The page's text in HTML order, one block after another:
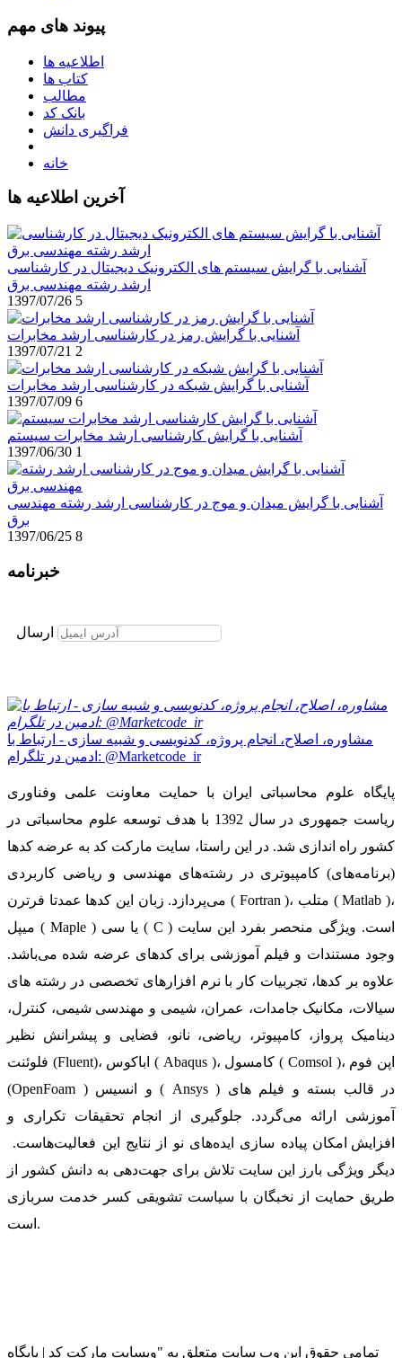
پیوند های مهم
اطلاعیه ها
کتاب ها
مطالب
بانک کد
فراگیری دانش
خانه
آخرین اطلاعیه ها
آشنایی با گرایش سیستم های الکترونیک دیجیتال در کارشناسی
ارشد رشته مهندسی برق
1397/07/26 5
آشنایی با گرایش رمز در کارشناسی ارشد مخابرات
1397/07/21 2
آشنایی با گرایش شبکه در کارشناسی ارشد مخابرات
1397/07/09 6
آشنایی با گرایش کارشناسی ارشد مخابرات سیستم
1397/06/30 1
آشنایی با گرایش میدان و موج در کارشناسی ارشد رشته مهندسی
برق
1397/06/25 8
خبرنامه
ارسال
مشاوره، اصلاح، انجام پروژه، کدنویسی و شبیه سازی - ارتباط با
ادمین در تلگرام: @Marketcode_ir
پایگاه علوم محاسباتی ایران با حمایت معاونت علمی وفناوری
ریاست جمهوری در سال 1392 با هدف توسعه علوم محاسباتی در
کشور راه اندازی شد. در این راستا، سایت مارکت کد به عرضه کدها
(برنامه‌های) کامپیوتری در رشته‌های مهندسی و ریاضی کاربردی
می‌پردازد. زبان این کدها عمدتا فرترن ( Fortran )، متلب ( Matlab )،
میپل ( Maple ) یا سی ( C ) است. ویژگی منحصر بفرد این سایت
وجود مستندات و فیلم آموزشی برای کدهای عرضه شده می‌باشد.
علاوه بر کدها، تجربیات کار با نرم افزارهای تخصصی در رشته های
سیالات، مکانیک جامدات، عمران، شیمی و مهندسی شیمی، کنترل،
دینامیک پرواز، کامپیوتر، ریاضی، نانو، فضایی و پیشرانش نظیر
فلوئنت (Fluent)، اباکوس ( Abaqus )، کامسول ( Comsol )، اپن فوم
(OpenFoam ) و انسیس ( Ansys ) در قالب بسته‌ و فیلم های
آموزشی ارائه می‌گردد. جلوگیری از انجام تحقیقات تکراری و
افزایش امکان پیاده سازی ایده‌های نو از نتایج این فعالیت‌هاست.
دیگر ویژگی بارز این سایت تلاش برای جهت‌دهی به دانش کشور از
طریق حمایت از نخبگان با سیاست تشویقی کسر خدمت سربازی
است.
تمامی حقوق این وب سایت متعلق به "وبسایت مارکت کد | پایگاه